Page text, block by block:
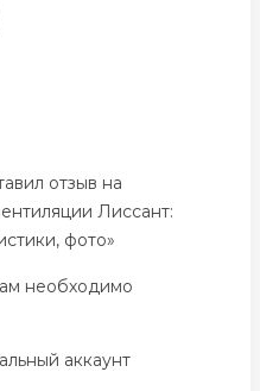
отзыв на
Лиссант:
фото»
необходимо
аккаунт